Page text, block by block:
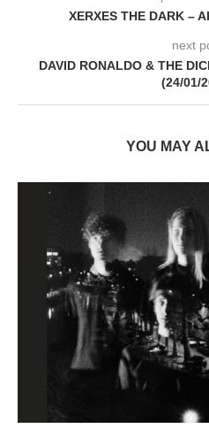
XERXES THE DARK –
next
DAVID RONALDO & THE
(24/01/
YOU MAY